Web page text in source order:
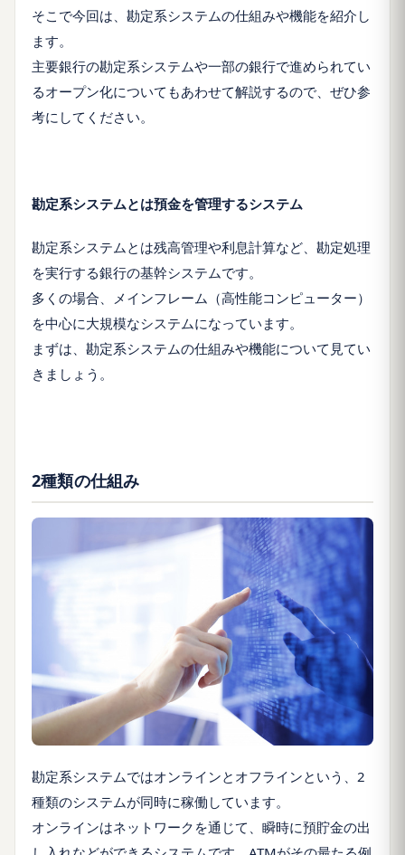
そこで今回は、勘定系システムの仕組みや機能を紹介し
ます。
主要銀行の勘定系システムや一部の銀行で進められてい
るオープン化についてもあわせて解説するので、ぜひ参
考にしてください。
勘定系システムとは預金を管理するシステム
勘定系システムとは残高管理や利息計算など、勘定処理
を実行する銀行の基幹システムです。
多くの場合、メインフレーム（高性能コンピューター）
を中心に大規模なシステムになっています。
まずは、勘定系システムの仕組みや機能について見てい
きましょう。
2種類の仕組み
勘定系システムではオンラインとオフラインという、2
種類のシステムが同時に稼働しています。
オンラインはネットワークを通じて、瞬時に預貯金の出